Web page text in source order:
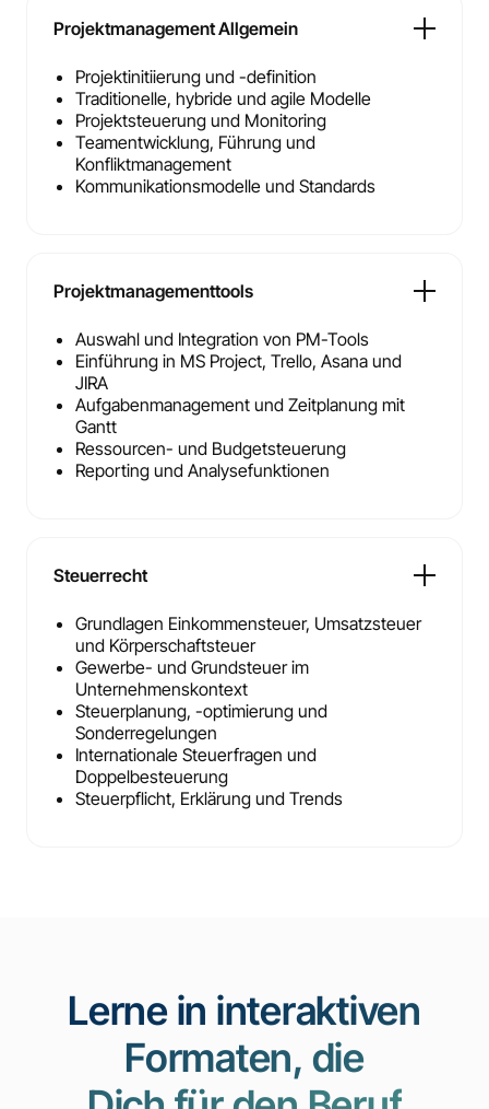
Projektmanagement Allgemein
Projektinitiierung und -definition
Traditionelle, hybride und agile Modelle
Projektsteuerung und Monitoring
Teamentwicklung, Führung und
Konfliktmanagement
Kommunikationsmodelle und Standards
Projektmanagementtools
Auswahl und Integration von PM-Tools
Einführung in MS Project, Trello, Asana und
JIRA
Aufgabenmanagement und Zeitplanung mit
Gantt
Ressourcen- und Budgetsteuerung
Reporting und Analysefunktionen
Steuerrecht
Grundlagen Einkommensteuer, Umsatzsteuer
und Körperschaftsteuer
Gewerbe- und Grundsteuer im
Unternehmenskontext
Steuerplanung, -optimierung und
Sonderregelungen
Internationale Steuerfragen und
Doppelbesteuerung
Steuerpflicht, Erklärung und Trends
Lerne in interaktiven
Formaten, die